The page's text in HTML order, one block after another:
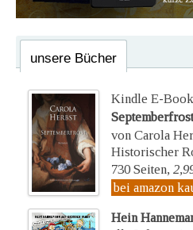
unsere Bücher
Kindle E-Book
Septemberfrost
von Carola
Historischer
730 Seiten,
bei amazon
Hein